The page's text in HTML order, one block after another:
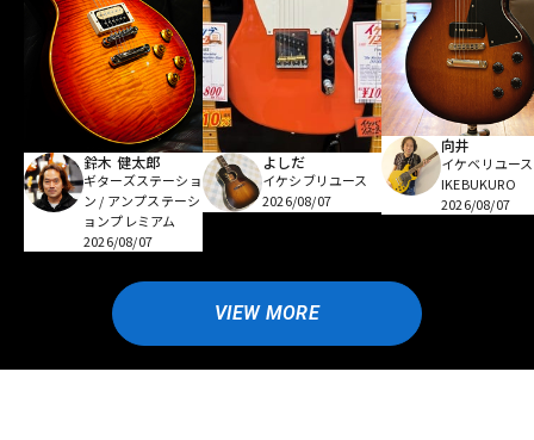
鈴木 健太郎
ギターズステーショ
ン / アンプステーシ
ョンプレミアム
2026/08/07
よしだ
イケシブリユース
2026/08/07
向井
イケベリユース
IKEBUKURO
2026/08/07
VIEW MORE